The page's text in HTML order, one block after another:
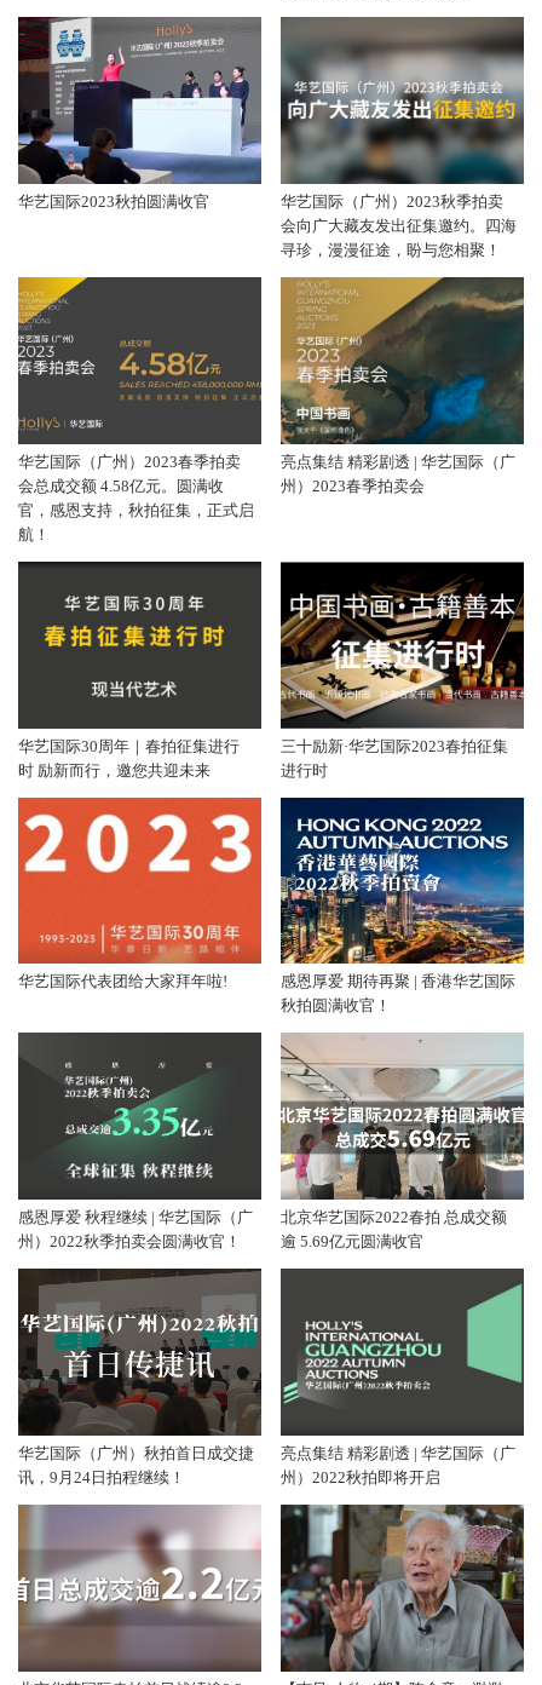
华艺国际2023秋拍圆满收官
华艺国际（广州）2023秋季拍卖
会向广大藏友发出征集邀约。四海
寻珍，漫漫征途，盼与您相聚！
华艺国际（广州）2023春季拍卖
会总成交额 4.58亿元。圆满收
官，感恩支持，秋拍征集，正式启
航！
亮点集结 精彩剧透 | 华艺国际（广
州）2023春季拍卖会
华艺国际30周年｜春拍征集进行
时 励新而行，邀您共迎未来
三十励新·华艺国际2023春拍征集
进行时
华艺国际代表团给大家拜年啦!
感恩厚爱 期待再聚 | 香港华艺国际
秋拍圆满收官！
感恩厚爱 秋程继续 | 华艺国际（广
州）2022秋季拍卖会圆满收官！
北京华艺国际2022春拍 总成交额
逾 5.69亿元圆满收官
华艺国际（广州）秋拍首日成交捷
讯，9月24日拍程继续！
亮点集结 精彩剧透 | 华艺国际（广
州）2022秋拍即将开启